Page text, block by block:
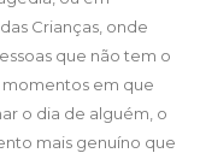
Crianças, onde
que não tem o
momentos em que
o dia de alguém, o
mais genuíno que